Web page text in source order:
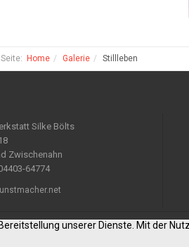
Home Galerie Stillleben
Silke Bölts
Zwischenahn
64774
unserer Dienste. Mit der